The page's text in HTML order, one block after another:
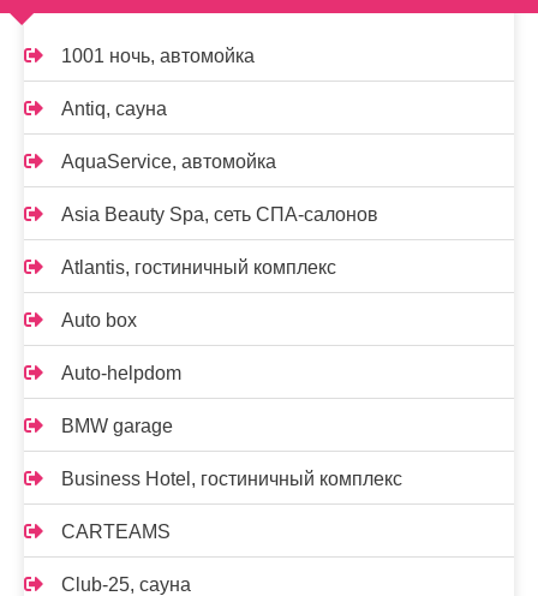
1001 ночь, автомойка
Antiq, сауна
AquaService, автомойка
Asia Beauty Spa, сеть СПА-салонов
Atlantis, гостиничный комплекс
Auto box
Auto-helpdom
BMW garage
Business Hotel, гостиничный комплекс
CARTEAMS
Club-25, сауна